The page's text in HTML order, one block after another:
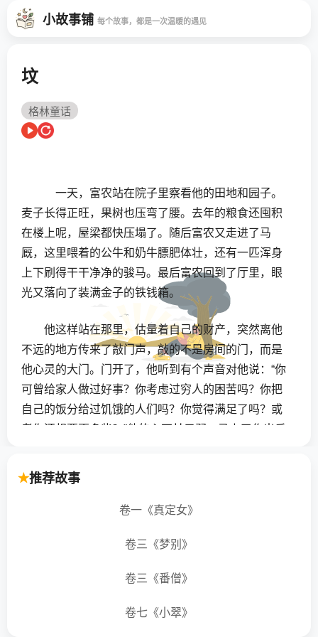
小故事铺 每个故事，都是一次温暖的遇见
坟
格林童话
一天，富农站在院子里察看他的田地和园子。
麦子长得正旺，果树也压弯了腰。去年的粮食还囤积
在楼上呢，屋梁都快压塌了。随后富农又走进了马
厩，这里喂着的公牛和奶牛膘肥体壮，还有一匹浑身
上下刷得干干净净的骏马。最后富农回到了厅里，眼
光又落向了装满金子的铁钱箱。
他这样站在那里，估量着自己的财产，突然离他
不远的地方传来了敲门声，敲的不是房间的门，而是
他心灵的大门。门开了，他听到有个声音对他说：“你
可曾给家人做过好事？你考虑过穷人的困苦吗？你把
自己的饭分给过饥饿的人们吗？你觉得满足了吗？或
者你还想要更多些？”他的心不甘示弱，马上了作出反
脸色看，如有乞丐上门，我可不正眼瞧他一眼；我也
的一切都是我的，我也不嫌多。”
富翁听到这话，着实吃了一惊，他的双腿开始颤
推荐故事
卷一《真定女》
卷三《梦别》
卷三《番僧》
卷七《小翠》